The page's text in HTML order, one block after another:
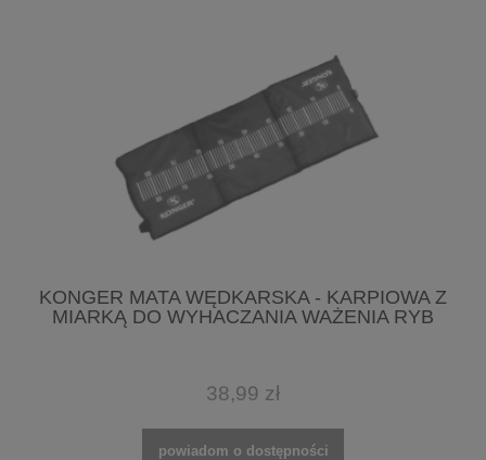
KONGER MATA WĘDKARSKA - KARPIOWA Z
MIARKĄ DO WYHACZANIA WAŻENIA RYB
38,99 zł
powiadom o dostępności